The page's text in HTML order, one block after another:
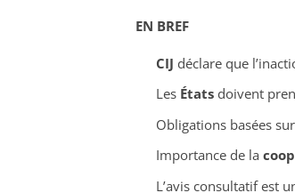
EN BREF
CIJ déclare que
Les Étatsdoivent
Obligations basées
Importance de la
L’avis consultatif est